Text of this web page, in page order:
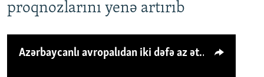
proqnozlarını yenə artırıb
Azərbaycanlı avropalıdan iki dəfə az ət yeyir, amma... 'Qiymət artımı qaçılmazdır'